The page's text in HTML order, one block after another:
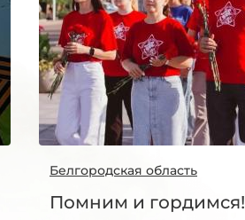
Белгородская область
Помним и гордимся!